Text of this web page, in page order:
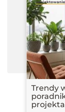
Trendy